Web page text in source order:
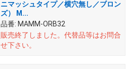
ニマッシュタイプ／横穴無し／ブロン
ズ） M...
品番: MAMM-ORB32
販売終了しました。 代替品等はお問合
せ下さい。